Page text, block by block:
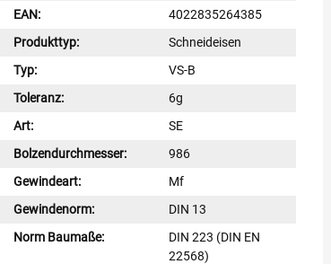
EAN:
4022835264385
Produkttyp:
Schneideisen
Typ:
VS-B
Toleranz:
6g
Art:
SE
Bolzendurchmesser:
986
Gewindeart:
Mf
Gewindenorm:
DIN 13
Norm Baumaße:
DIN 223 (DIN EN
22568)